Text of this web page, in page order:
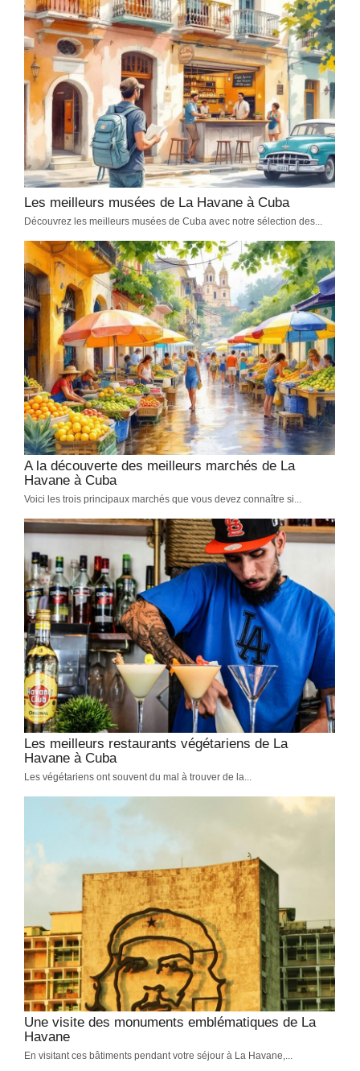
Les meilleurs musées de La Havane à Cuba
Découvrez les meilleurs musées de Cuba avec notre sélection des...
A la découverte des meilleurs marchés de La
Havane à Cuba
Voici les trois principaux marchés que vous devez connaître si...
Les meilleurs restaurants végétariens de La
Havane à Cuba
Les végétariens ont souvent du mal à trouver de la...
Une visite des monuments emblématiques de La
Havane
En visitant ces bâtiments pendant votre séjour à La Havane,...